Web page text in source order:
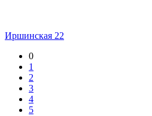
Иршинская 22
0
1
2
3
4
5